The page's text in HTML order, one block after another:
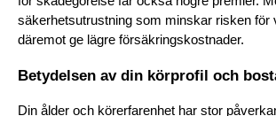
säkerhetsutrustning som minskar risken för
däremot ge lägre försäkringskostnader.
Betydelsen av din körprofil och
Din ålder och körerfarenhet har stor